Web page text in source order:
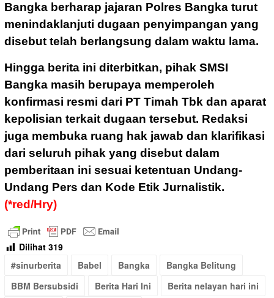
Bangka berharap jajaran Polres Bangka turut
menindaklanjuti dugaan penyimpangan yang
disebut telah berlangsung dalam waktu lama.
Hingga berita ini diterbitkan, pihak SMSI
Bangka masih berupaya memperoleh
konfirmasi resmi dari PT Timah Tbk dan aparat
kepolisian terkait dugaan tersebut. Redaksi
juga membuka ruang hak jawab dan klarifikasi
dari seluruh pihak yang disebut dalam
pemberitaan ini sesuai ketentuan Undang-
Undang Pers dan Kode Etik Jurnalistik.
(*red/Hry)
Dilihat 319
#sinurberita
Babel Bangka
Bangka Belitung
BBM Bersubsidi
Berita Hari Ini Berita nelayan hari ini